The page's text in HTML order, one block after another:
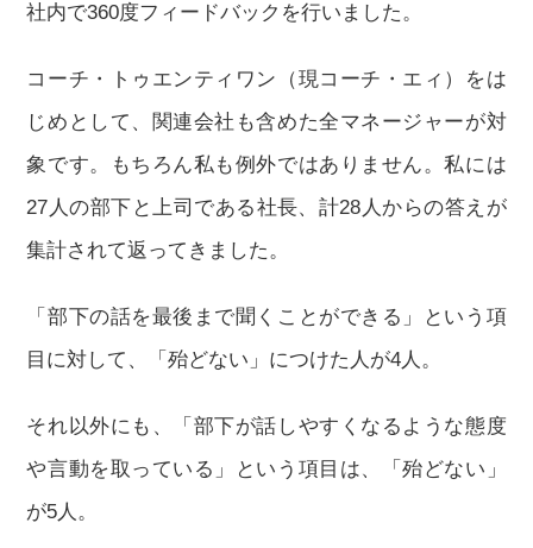
社内で360度フィードバックを行いました。
コーチ・トゥエンティワン（現コーチ・エィ）をは
じめとして、関連会社も含めた全マネージャーが対
象です。もちろん私も例外ではありません。私には
27人の部下と上司である社長、計28人からの答えが
集計されて返ってきました。
「部下の話を最後まで聞くことができる」という項
目に対して、「殆どない」につけた人が4人。
それ以外にも、「部下が話しやすくなるような態度
や言動を取っている」という項目は、「殆どない」
が5人。